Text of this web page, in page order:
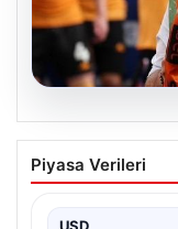
Acun
Hjertø-Dahl
Piyasa Verileri